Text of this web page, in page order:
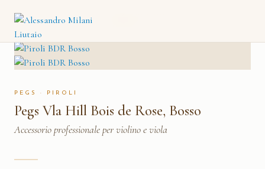
CATALOGO→ PIROLI
PEGS · PIROLI
Pegs Vla Hill Bois de Rose, Bosso
Accessorio professionale per violino e viola